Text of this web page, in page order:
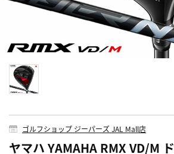
ゴルフショップ ジーパーズ JAL Mall店
ヤマハ YAMAHA RMX VD/M